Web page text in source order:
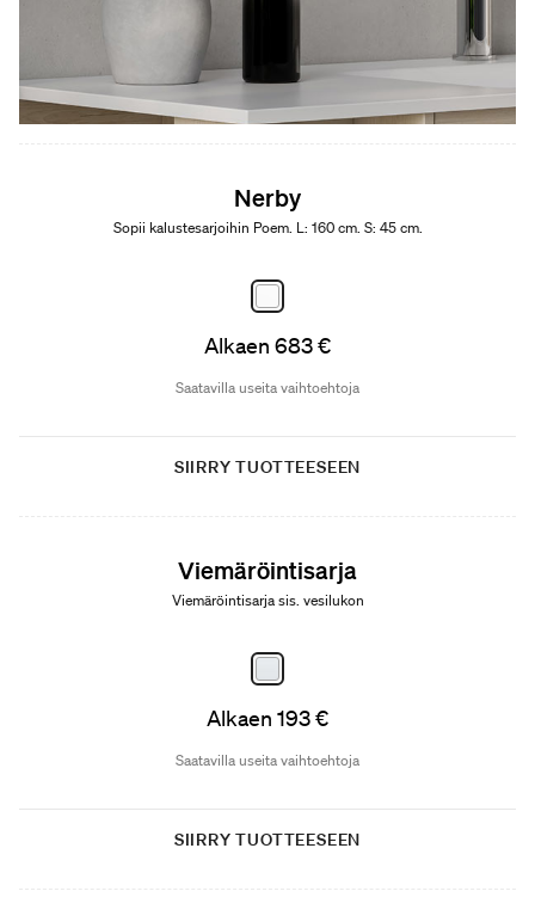
Nerby
Sopii kalustesarjoihin Poem. L: 160 cm. S: 45 cm.
Alkaen 683 €
Saatavilla useita vaihtoehtoja
SIIRRY TUOTTEESEEN
Viemäröintisarja
Viemäröintisarja sis. vesilukon
Alkaen 193 €
Saatavilla useita vaihtoehtoja
SIIRRY TUOTTEESEEN